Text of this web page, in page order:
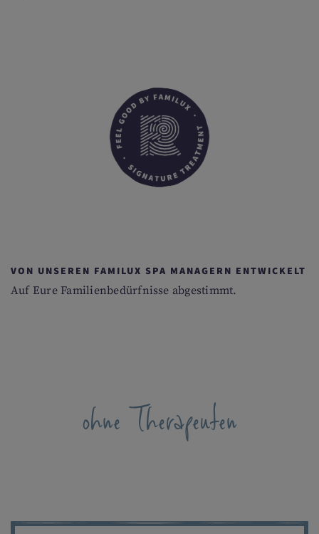
VON UNSEREN FAMILUX SPA MANAGERN ENTWICKELT
Auf Eure Familienbedürfnisse abgestimmt.
ohne Therapeuten